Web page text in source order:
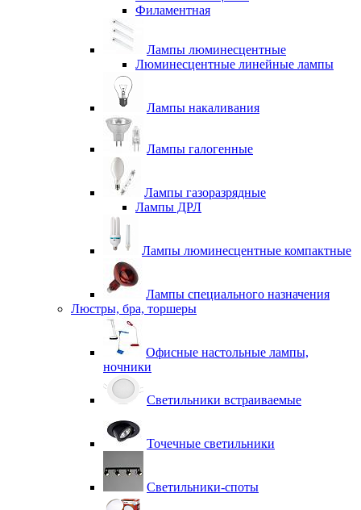
Филаментная
Лампы люминесцентные
Люминесцентные линейные лампы
Лампы накаливания
Лампы галогенные
Лампы газоразрядные
Лампы ДРЛ
Лампы люминесцентные компактные
Лампы специального назначения
Люстры, бра, торшеры
Офисные настольные лампы,
ночники
Светильники встраиваемые
Точечные светильники
Светильники-споты